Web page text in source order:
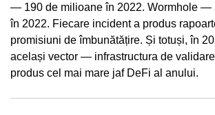
— 190 de milioane în 2022. Wormhole —
în 2022. Fiecare incident a produs
promisiuni de îmbunătățire. Și totuși, în
același vector — infrastructura de
produs cel mai mare jaf DeFi al anului.